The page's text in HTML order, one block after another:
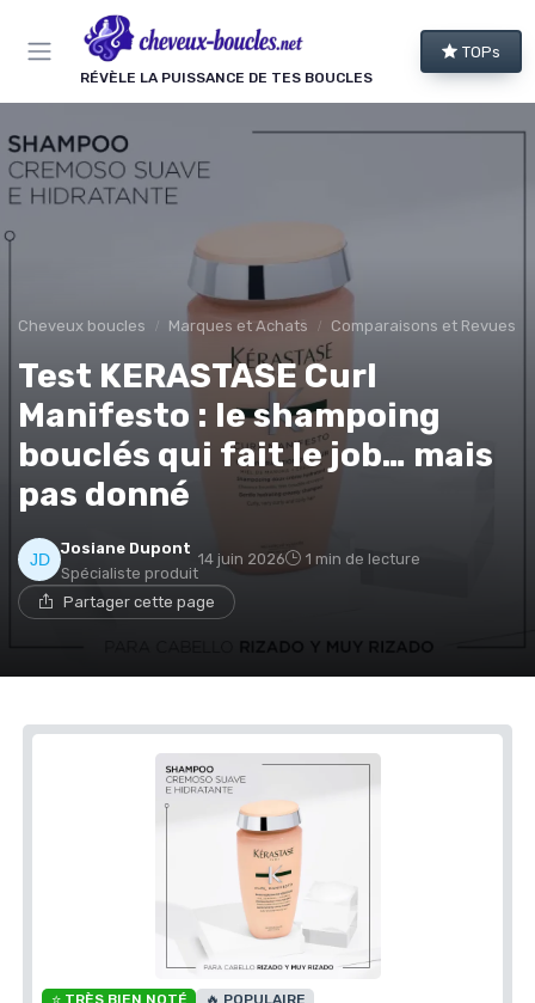
RÉVÈLE LA PUISSANCE DE TES BOUCLES
TOPs
Cheveux boucles Marques et Achats Comparaisons et Revues
Test KERASTASE Curl
Manifesto : le shampoing
bouclés qui fait le job… mais
pas donné
Josiane Dupont
Spécialiste produit
14 juin 2026 1 min de lecture
Partager cette page
Panneau de gestion des cookies